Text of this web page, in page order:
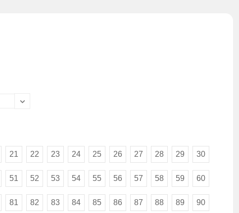
21 22 23 24 25 26 27 28 29 30
51 52 53 54 55 56 57 58 59 60
81 82 83 84 85 86 87 88 89 90